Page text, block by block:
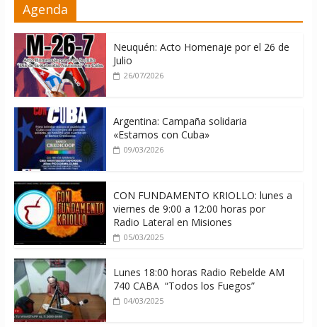
Cuba
Agenda
Neuquén: Acto Homenaje por el 26 de
Julio
26/07/2026
Argentina: Campaña solidaria
«Estamos con Cuba»
09/03/2026
CON FUNDAMENTO KRIOLLO: lunes a
viernes de 9:00 a 12:00 horas por
Radio Lateral en Misiones
05/03/2025
Lunes 18:00 horas Radio Rebelde AM
740 CABA “Todos los Fuegos”
04/03/2025